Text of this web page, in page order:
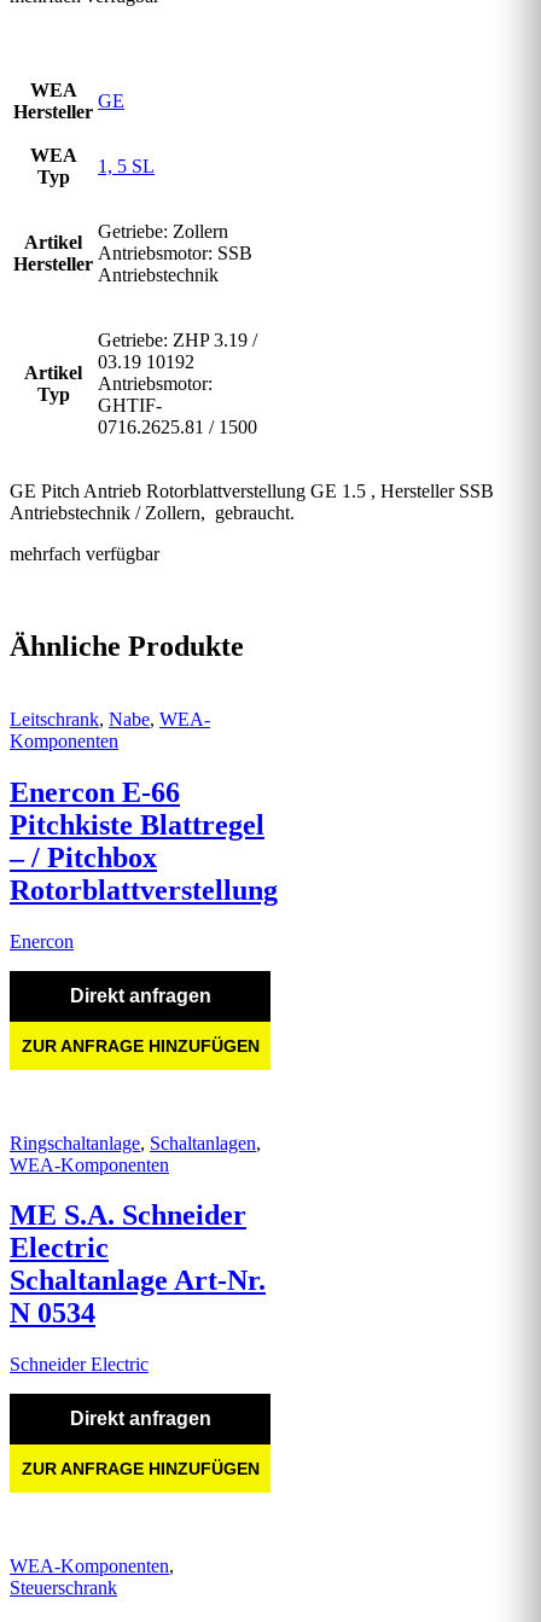
WEA
Hersteller
GE
WEA
Typ
1, 5 SL
Artikel
Hersteller
Getriebe: Zollern
Antriebsmotor: SSB
Antriebstechnik
Artikel
Typ
Getriebe: ZHP 3.19 /
03.19 10192
Antriebsmotor:
GHTIF-
0716.2625.81 / 1500
GE Pitch Antrieb Rotorblattverstellung GE 1.5 , Hersteller SSB
Antriebstechnik / Zollern, gebraucht.
mehrfach verfügbar
Ähnliche Produkte
Leitschrank, Nabe, WEA-
Komponenten
Enercon E-66
Pitchkiste Blattregel
– / Pitchbox
Rotorblattverstellung
Enercon
Direkt anfragen
ZUR ANFRAGE HINZUFÜGEN
Ringschaltanlage, Schaltanlagen,
WEA-Komponenten
ME S.A. Schneider
Electric
Schaltanlage Art-Nr.
N 0534
Schneider Electric
Direkt anfragen
ZUR ANFRAGE HINZUFÜGEN
WEA-Komponenten,
Steuerschrank